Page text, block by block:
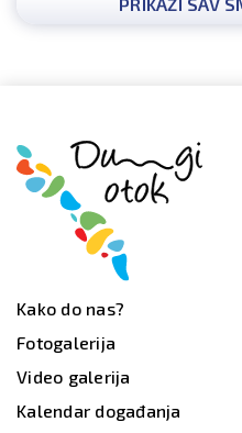
Kako do nas?
Fotogalerija
Video galerija
Kalendar događanja